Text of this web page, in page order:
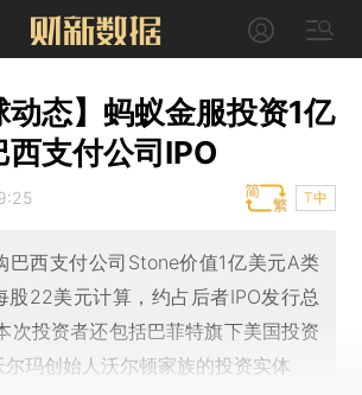
动态】蚂蚁金服投资1亿
西支付公司IPO
T中
巴西支付公司Stone价值1亿美元A类
股22美元计算，约占后者IPO发行总
次投资者还包括巴菲特旗下美国投资
玛创始人沃尔顿家族的投资实体